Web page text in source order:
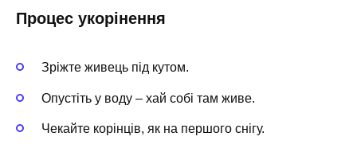
Процес укорінення
Зріжте живець під кутом.
Опустіть у воду – хай собі там живе.
Чекайте корінців, як на першого снігу.